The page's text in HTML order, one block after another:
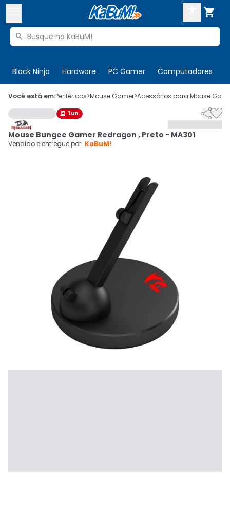

Buscar produtos

Black Ninja Hardware PC Gamer Computadores
 Olá. Acesse sua conta
 Departamentos
Cupons
CADASTRE-SE
Você está em:Periféricos>Mouse Gamer>Acessórios para Mouse
 1 un. 
Mouse Bungee Gamer Redragon , Preto - MA301
Vendido e entregue por: KaBuM!